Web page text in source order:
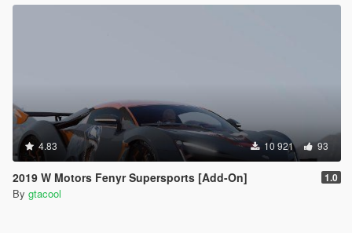
4.83 10 921 93
2019 W Motors Fenyr Supersports [Add-On] 1.0
By gtacool